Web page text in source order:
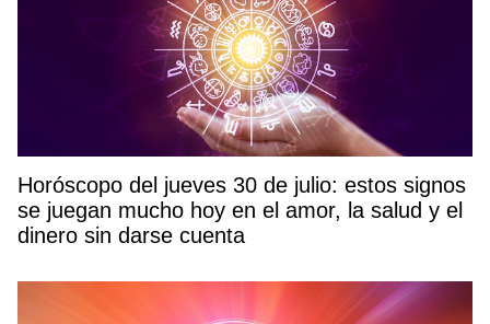
Horóscopo del jueves 30 de julio: estos signos
se juegan mucho hoy en el amor, la salud y el
dinero sin darse cuenta